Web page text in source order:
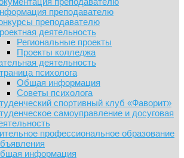
преподавателю
преподавателю
деятельность
Региональные проекты
Проекты колледжа
деятельность
психолога
Общая информация
Советы психолога
спортивный клуб «Фаворит»
самоуправление и досуговая
профессиональное образование
информация